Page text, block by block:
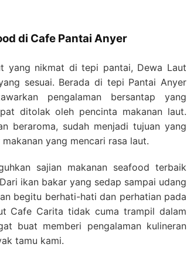
di Cafe Pantai Anyer
yang nikmat di tepi pantai, Dewa Laut
sesuai. Berada di tepi Pantai Anyer
pengalaman bersantap yang
ditolak oleh pencinta makanan laut.
beraroma, sudah menjadi tujuan yang
yang mencari rasa laut.
sajian makanan seafood terbaik
ikan bakar yang sedap sampai udang
begitu berhati-hati dan perhatian pada
Cafe Carita tidak cuma trampil dalam
buat memberi pengalaman kulineran
tamu kami.